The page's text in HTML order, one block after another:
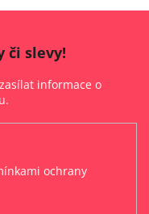
či slevy!
informace o
ochrany